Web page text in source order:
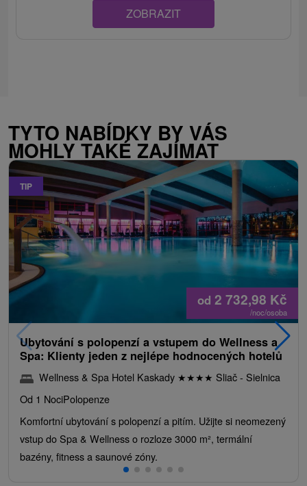
ZOBRAZIT
TYTO NABÍDKY BY VÁS
MOHLY TAKÉ ZAJÍMAT
TIP
od 2 732,98 Kč
/noc/osoba
Ubytování s polopenzí a vstupem do Wellness a
Spa: Klienty jeden z nejlépe hodnocených hotelů
Wellness & Spa Hotel Kaskady ★★★★ Sliač - Sielnica
Od 1 NociPolopenze
Komfortní ubytování s polopenzí a pitím. Užijte si neomezený
vstup do Spa & Wellness o rozloze 3000 m², termální
bazény, fitness a saunové zóny.